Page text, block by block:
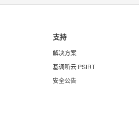
支持
解决方案
基调听云 PSIRT
安全公告